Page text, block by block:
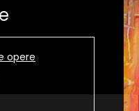
opere